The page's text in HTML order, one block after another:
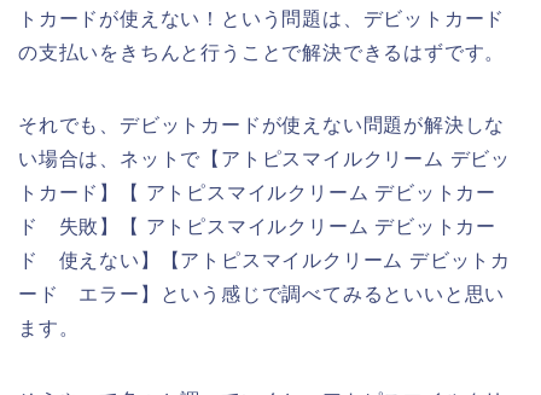
トカードが使えない！という問題は、デビットカード
の支払いをきちんと行うことで解決できるはずです。
それでも、デビットカードが使えない問題が解決しな
い場合は、ネットで【アトピスマイルクリーム デビッ
トカード】【 アトピスマイルクリーム デビットカー
ド 失敗】【 アトピスマイルクリーム デビットカー
ド 使えない】【アトピスマイルクリーム デビットカ
ード エラー】という感じで調べてみるといいと思い
ます。